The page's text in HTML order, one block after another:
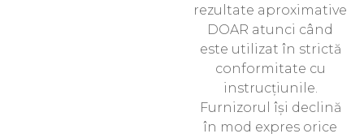
rezultate aproximative
DOAR atunci când
este utilizat în strictă
conformitate cu
instrucțiunile.
Furnizorul își declină
în mod expres orice